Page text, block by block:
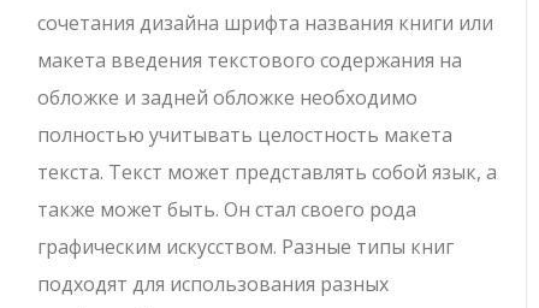
сочетания дизайна шрифта названия книги или
макета введения текстового содержания на
обложке и задней обложке необходимо
полностью учитывать целостность макета
текста. Текст может представлять собой язык, а
также может быть. Он стал своего рода
графическим искусством. Разные типы книг
подходят для использования разных